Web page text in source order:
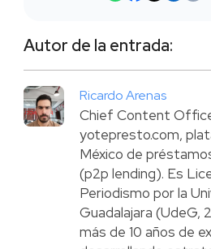
Autor de la entrada:
Ricardo Arenas
Chief Content
yotepresto.com,
México de
(p2p lending). Es
Periodismo por la
Guadalajara (UdeG,
más de 10 años de